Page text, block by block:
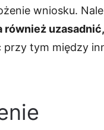
wniosku.
również uzasadnić,
przy tym między